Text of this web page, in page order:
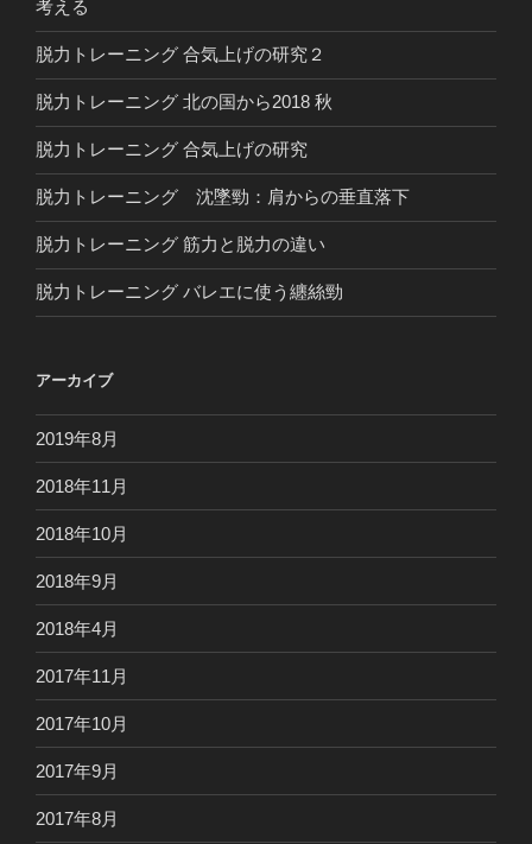
考える
脱力トレーニング 合気上げの研究２
脱力トレーニング 北の国から2018 秋
脱力トレーニング 合気上げの研究
脱力トレーニング 沈墜勁：肩からの垂直落下
脱力トレーニング 筋力と脱力の違い
脱力トレーニング バレエに使う纏絲勁
アーカイブ
2019年8月
2018年11月
2018年10月
2018年9月
2018年4月
2017年11月
2017年10月
2017年9月
2017年8月